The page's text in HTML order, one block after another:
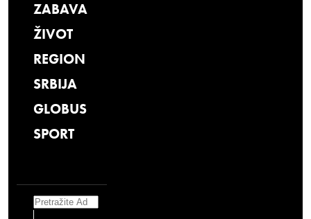
ZABAVA
ŽIVOT
REGION
SRBIJA
GLOBUS
SPORT
Search